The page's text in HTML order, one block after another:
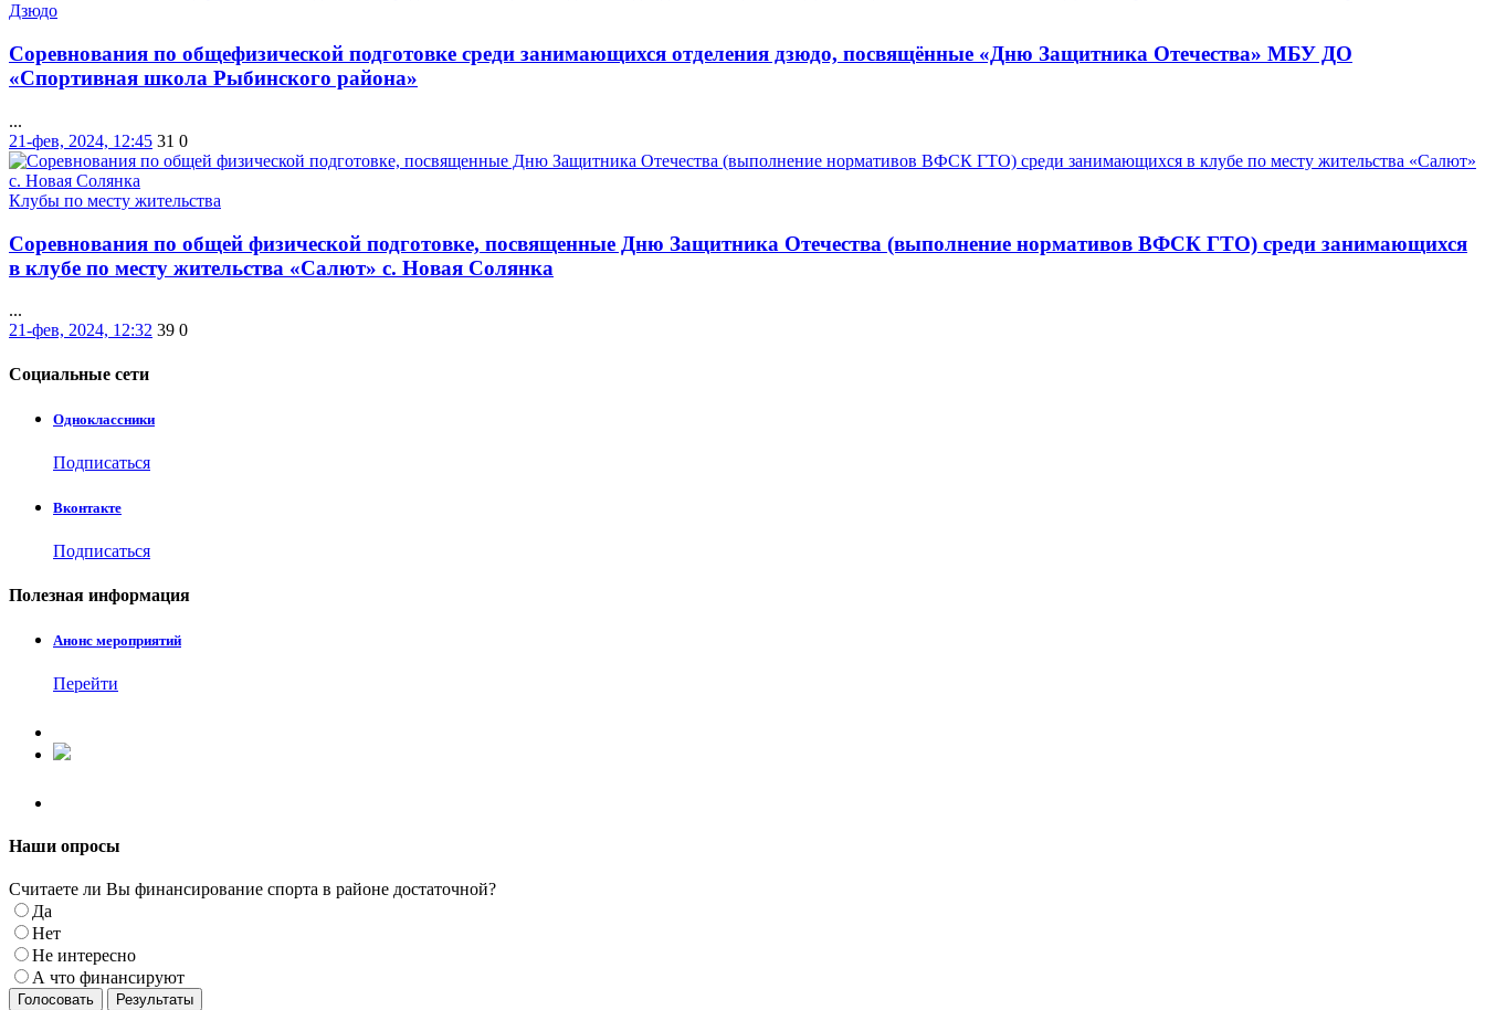
Дзюдо
Соревнования по общефизической подготовке среди занимающихся отделения дзюдо, посвящённые «Дню Защитника Отечества» МБУ ДО
«Спортивная школа Рыбинского района»
...
21-фев, 2024, 12:45 31 0
Клубы по месту жительства
Соревнования по общей физической подготовке, посвященные Дню Защитника Отечества (выполнение нормативов ВФСК ГТО) среди занимающихся
в клубе по месту жительства «Салют» с. Новая Солянка
...
21-фев, 2024, 12:32 39 0
Социальные сети
Одноклассники
Подписаться
Вконтакте
Подписаться
Полезная информация
Анонс мероприятий
Перейти
Наши опросы
Считаете ли Вы финансирование спорта в районе достаточной?
Да
Нет
Не интересно
А что финансируют
Голосовать Результаты